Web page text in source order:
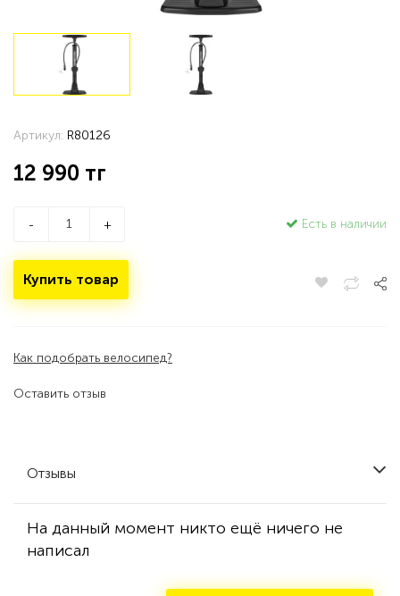
Оставить отзыв
Артикул: R80126
12 990 тг
- + Есть в наличии
Купить товар
Как подобрать велосипед?
Отзывы
На данный момент никто ещё ничего не
написал